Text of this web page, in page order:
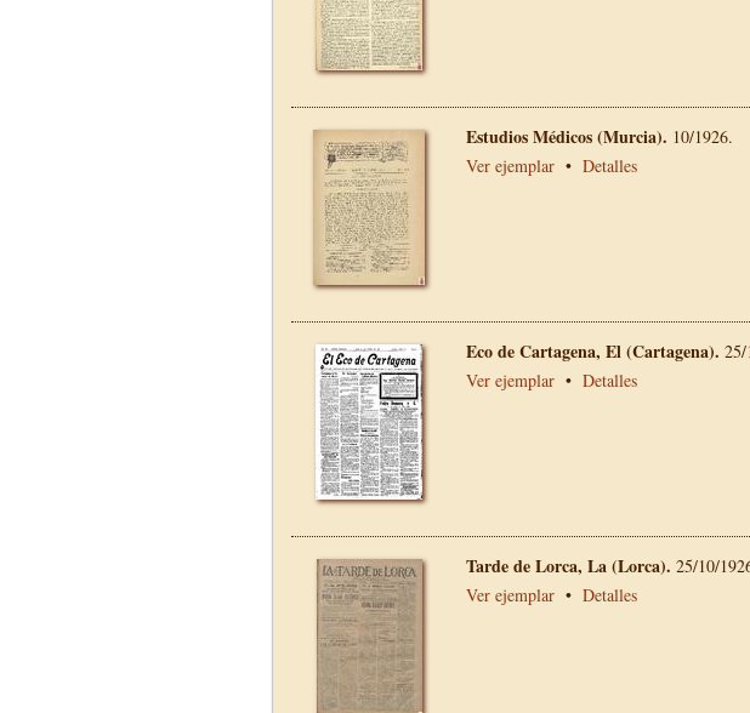
Estudios Médicos (Murcia). 10/1926.
Ver ejemplar • Detalles
Eco de Cartagena, El (Cartagena). 25/
Ver ejemplar • Detalles
Tarde de Lorca, La (Lorca). 25/10/
Ver ejemplar • Detalles